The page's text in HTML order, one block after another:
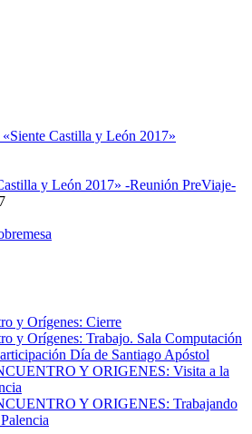
Castilla y León 2017»
y León 2017» -Reunión PreViaje-
y Orígenes: Cierre
y Orígenes: Trabajo. Sala Computación
Día de Santiago Apóstol
Y ORIGENES: Visita a la
Y ORIGENES: Trabajando